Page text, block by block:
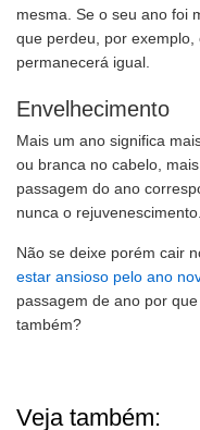
mesma. Se o seu ano foi
que perdeu, por
permanecerá igual.
Envelhecimento
Mais um ano significa
ou branca no cabelo,
passagem do ano
nunca o rejuvenescimento.
Não se deixe porém cair
estar ansioso pelo ano
passagem de ano por
também?
Veja também: